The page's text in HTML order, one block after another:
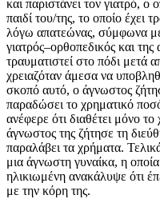
και παριστάνει τον γιατρό, ο
παιδί του/της, το οποίο έχει
λόγω απατεώνας, σύμφωνα
γιατρός–ορθοπεδικός και
τραυματιστεί στο πόδι μετά
χρειαζόταν άμεσα να
σκοπό αυτό, ο άγνωστος
παραδώσει το χρηματικό
ανέφερε ότι διαθέτει μόνο
άγνωστος της ζήτησε τη
παραλάβει τα χρήματα.
μια άγνωστη γυναίκα, η
ηλικιωμένη ανακάλυψε ότι
με την κόρη της.